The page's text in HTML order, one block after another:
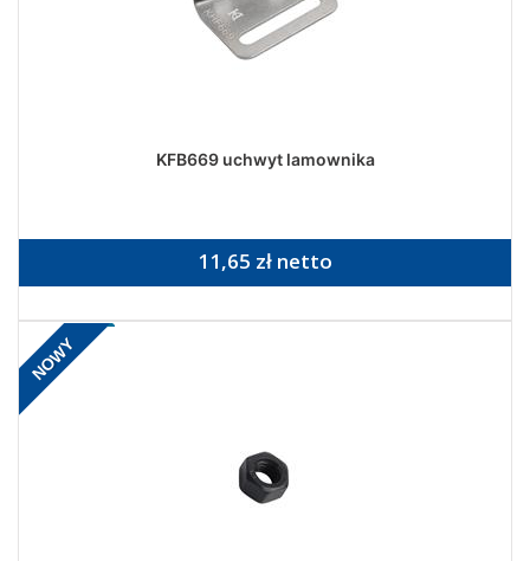
KFB669 uchwyt lamownika
11,65 zł netto
NOWY